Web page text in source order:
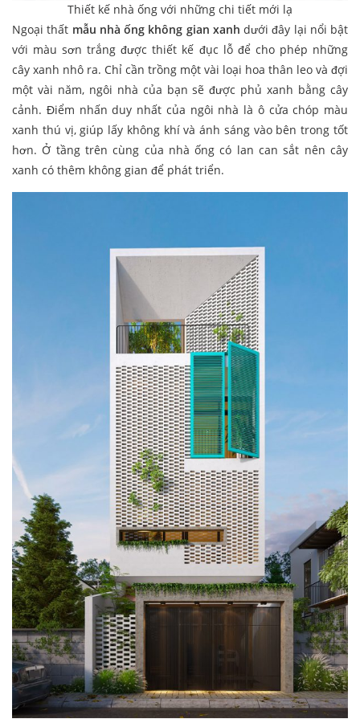
Thiết kế nhà ống với những chi tiết mới lạ
Ngoại thất mẫu nhà ống không gian xanh dưới đây lại nổi bật
với màu sơn trắng được thiết kế đục lỗ để cho phép những
cây xanh nhô ra. Chỉ cần trồng một vài loại hoa thân leo và đợi
một vài năm, ngôi nhà của bạn sẽ được phủ xanh bằng cây
cảnh. Điểm nhấn duy nhất của ngôi nhà là ô cửa chóp màu
xanh thú vị, giúp lấy không khí và ánh sáng vào bên trong tốt
hơn. Ở tầng trên cùng của nhà ống có lan can sắt nên cây
xanh có thêm không gian để phát triển.